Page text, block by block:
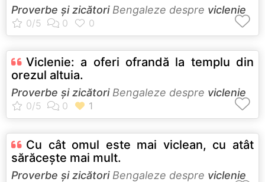
Proverbe și zicătoriBengaleze despre viclenie
Viclenie: a oferi ofrandă la templu din
orezul altuia.
Proverbe și zicătoriBengaleze despre viclenie
Cu cât omul este mai viclean, cu atât
sărăceşte mai mult.
Proverbe și zicătoriBengaleze despre viclenie